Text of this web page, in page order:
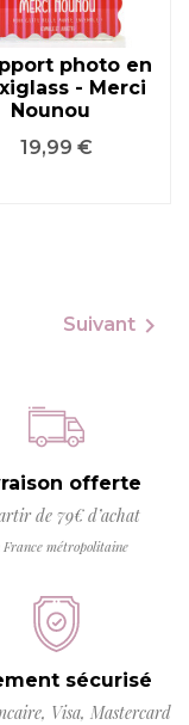
photo en
- Merci
Nounou
Prix
19,99 €
Suivant 
offerte
de 79€ d’achat
France métropolitaine
sécurisé
Visa, Mastercard